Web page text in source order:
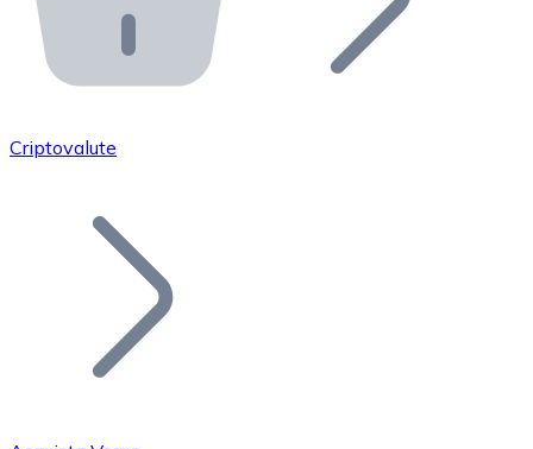
API Bitnovo
Integra la nostra API nel tuo ecosistema.
Unisciti alla nostra rete di rivenditori e
Aggiungi il token del tuo progetto al nostro servizio di
Criptovalute